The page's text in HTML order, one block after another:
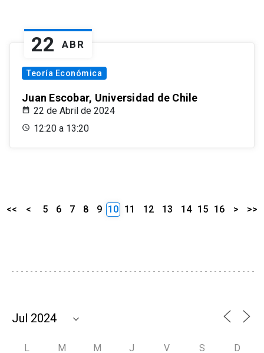
22 ABR
Teoría Económica
Juan Escobar, Universidad de Chile
22 de Abril de 2024
12:20 a 13:20
<< < 5 6 7 8 9 10 11 12 13 14 15 16 > >>
L M M J V S D